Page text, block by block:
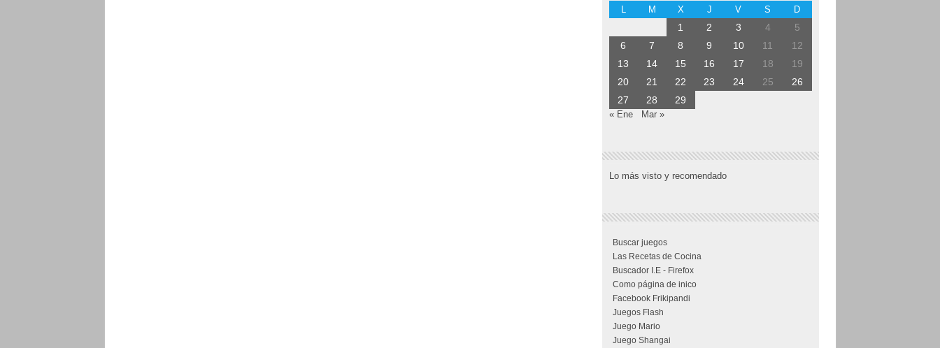
L
M X J V S D
1 2 3 4
5
6
7 8 9 10 11
12
13
14 15 16 17 18
19
20
21 22 23 24 25
26
27
28 29
« Ene Mar »
Lo más visto y recomendado
Buscar juegos
Las Recetas de Cocina
Buscador I.E - Firefox
Como página de inico
Facebook Frikipandi
Juegos Flash
Juego Mario
Juego Shangai